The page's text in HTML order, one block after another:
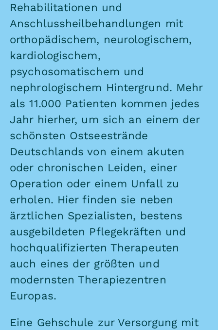
Rehabilitationen und
Anschlussheilbehandlungen mit
orthopädischem, neurologischem,
kardiologischem,
psychosomatischem und
nephrologischem Hintergrund. Mehr
als 11.000 Patienten kommen jedes
Jahr hierher, um sich an einem der
schönsten Ostseestrände
Deutschlands von einem akuten
oder chronischen Leiden, einer
Operation oder einem Unfall zu
erholen. Hier finden sie neben
ärztlichen Spezialisten, bestens
ausgebildeten Pflegekräften und
hochqualifizierten Therapeuten
auch eines der größten und
modernsten Therapiezentren
Europas.
Eine Gehschule zur Versorgung mit